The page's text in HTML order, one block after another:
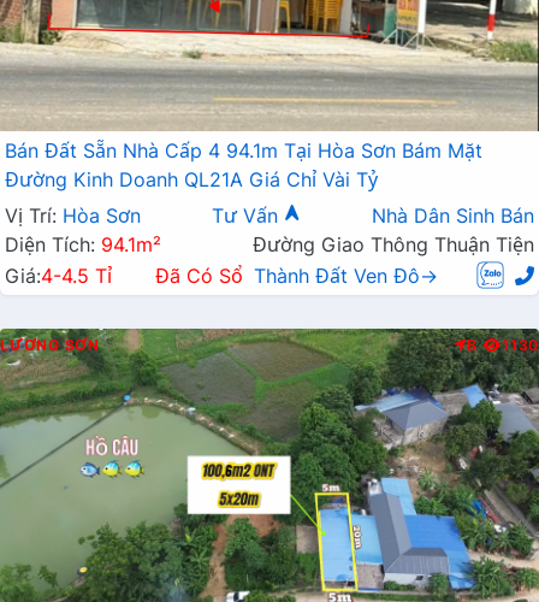
Bán Đất Sẵn Nhà Cấp 4 94.1m Tại Hòa Sơn Bám Mặt
Đường Kinh Doanh QL21A Giá Chỉ Vài Tỷ
Vị Trí: Hòa Sơn Tư Vấn
Nhà Dân Sinh Bán
Diện Tích: 94.1m²
Đường Giao Thông Thuận Tiện
Giá:4-4.5 Tỉ Đã Có Sổ Thành Đất Ven Đô→
LƯƠNG SƠN B 1130